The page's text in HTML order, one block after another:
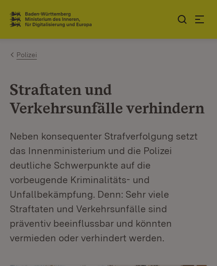
Zum Inhalt springen
Link zur Startseite
Polizei
Straftaten und
Verkehrsunfälle verhindern
Neben konsequenter Strafverfolgung setzt
das Innenministerium und die Polizei
deutliche Schwerpunkte auf die
vorbeugende Kriminalitäts- und
Unfallbekämpfung. Denn: Sehr viele
Straftaten und Verkehrsunfälle sind
präventiv beeinflussbar und könnten
vermieden oder verhindert werden.